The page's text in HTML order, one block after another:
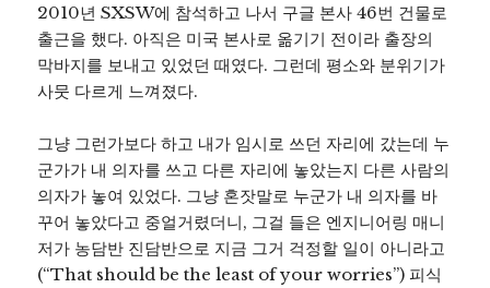
2010년 SXSW에 참석하고 나서 구글 본사 46번 건물로
출근을 했다. 아직은 미국 본사로 옮기기 전이라 출장의
막바지를 보내고 있었던 때였다. 그런데 평소와 분위기가
사뭇 다르게 느껴졌다.
그냥 그런가보다 하고 내가 임시로 쓰던 자리에 갔는데 누
군가가 내 의자를 쓰고 다른 자리에 놓았는지 다른 사람의
의자가 놓여 있었다. 그냥 혼잣말로 누군가 내 의자를 바
꾸어 놓았다고 중얼거렸더니, 그걸 들은 엔지니어링 매니
저가 농담반 진담반으로 지금 그거 걱정할 일이 아니라고
(“That should be the least of your worries”) 피식